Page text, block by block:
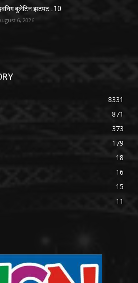
बुलेटिन झटपट ..10
6, 2026
8331
871
373
179
18
16
15
11